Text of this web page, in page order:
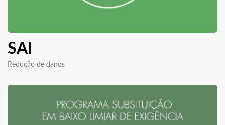
SAI
Redução de danos